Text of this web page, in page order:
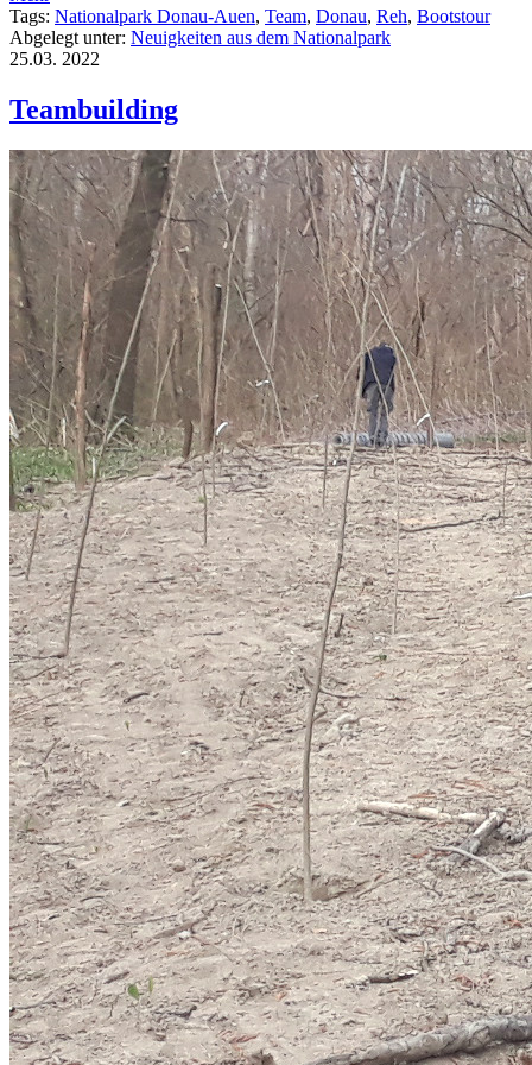
Tags: Nationalpark Donau-Auen, Team, Donau, Reh, Bootstour
Abgelegt unter: Neuigkeiten aus dem Nationalpark
25.03. 2022
Teambuilding